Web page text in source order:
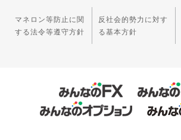
マネロン等防止に関
する法令等遵守方針
反社会的勢力に対す
る基本方針